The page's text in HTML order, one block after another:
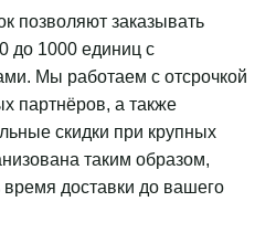
позволяют заказывать
до 1000 единиц с
Мы работаем с отсрочкой
партнёров, а также
скидки при крупных
таким образом,
доставки до вашего